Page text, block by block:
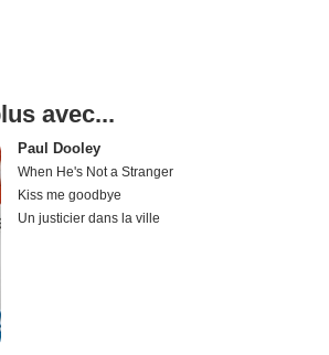
avec...
Paul Dooley
When He's Not a Stranger
Kiss me goodbye
Un justicier dans la ville